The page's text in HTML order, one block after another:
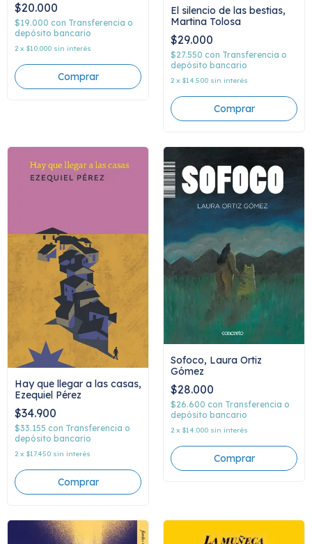
$20.000
$19.000 con Transferencia o
depósito bancario
2 x $10.000 sin interés
El silencio de las bestias,
Martina Tolosa
$29.000
$27.550 con Transferencia o
depósito bancario
2 x $14.500 sin interés
Hay que llegar a las casas,
Ezequiel Pérez
$34.900
$33.155 con Transferencia o
depósito bancario
2 x $17.450 sin interés
Sofoco, Laura Ortiz
Gómez
$28.000
$26.600 con Transferencia o
depósito bancario
2 x $14.000 sin interés